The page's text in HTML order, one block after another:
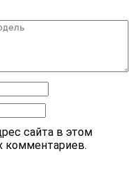
сайта в этом
комментариев.